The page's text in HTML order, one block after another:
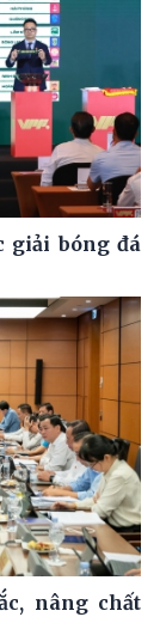
giải bóng đá
nâng chất